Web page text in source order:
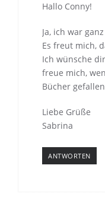
Hallo Conny!
Ja, ich war
Es freut mich,
Ich wünsche
freue mich,
Bücher
Liebe Grüße
Sabrina
ANTWORTEN